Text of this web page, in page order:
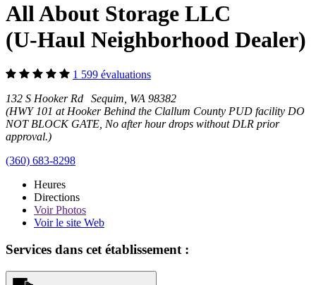
All About Storage LLC
(U-Haul Neighborhood Dealer)
1 599 évaluations
132 S Hooker Rd Sequim, WA 98382
(HWY 101 at Hooker Behind the Clallum County PUD facility DO
NOT BLOCK GATE, No after hour drops without DLR prior
approval.)
(360) 683-8298
Heures
Directions
VoirPhotos
Voir le site Web
Services dans cet établissement :